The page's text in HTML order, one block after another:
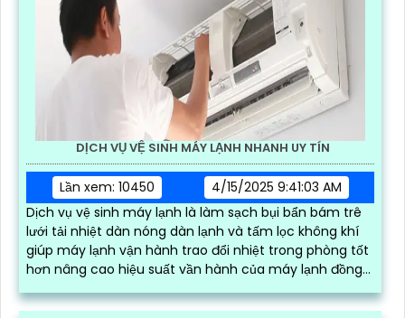
DỊCH VỤ VỆ SINH MÁY LẠNH NHANH UY TÍN
Lần xem: 10450
4/15/2025 9:41:03 AM
Dịch vụ vệ sinh máy lạnh là làm sạch bụi bẩn bám trê
lưới tải nhiệt dàn nóng dàn lạnh và tấm lọc không khí
giúp máy lạnh vận hành trao đổi nhiệt trong phòng tốt
hơn nâng cao hiệu suất vần hành của máy lạnh đồng
thời tiết kiệm điện và tạo không khí trong lành chống
mùi hôi